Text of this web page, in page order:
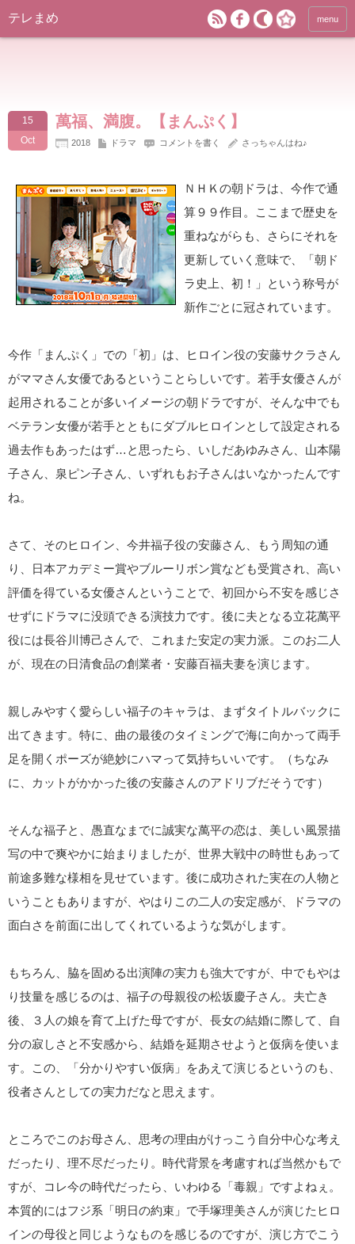
テレまめ menu
15
Oct
萬福、満腹。【まんぷく】
2018 ドラマ コメントを書く さっちゃんはね♪
ＮＨＫの朝ドラは、今作で通
算９９作目。ここまで歴史を
重ねながらも、さらにそれを
更新していく意味で、「朝ド
ラ史上、初！」という称号が
新作ごとに冠されています。
今作「まんぷく」での「初」は、ヒロイン役の安藤サクラさん
がママさん女優であるということらしいです。若手女優さんが
起用されることが多いイメージの朝ドラですが、そんな中でも
ベテラン女優が若手とともにダブルヒロインとして設定される
過去作もあったはず…と思ったら、いしだあゆみさん、山本陽
子さん、泉ピン子さん、いずれもお子さんはいなかったんです
ね。
さて、そのヒロイン、今井福子役の安藤さん、もう周知の通
り、日本アカデミー賞やブルーリボン賞なども受賞され、高い
評価を得ている女優さんということで、初回から不安を感じさ
せずにドラマに没頭できる演技力です。後に夫となる立花萬平
役には長谷川博己さんで、これまた安定の実力派。このお二人
が、現在の日清食品の創業者・安藤百福夫妻を演じます。
親しみやすく愛らしい福子のキャラは、まずタイトルバックに
出てきます。特に、曲の最後のタイミングで海に向かって両手
足を開くポーズが絶妙にハマって気持ちいいです。（ちなみ
に、カットがかかった後の安藤さんのアドリブだそうです）
そんな福子と、愚直なまでに誠実な萬平の恋は、美しい風景描
写の中で爽やかに始まりましたが、世界大戦中の時世もあって
前途多難な様相を見せています。後に成功された実在の人物と
いうこともありますが、やはりこの二人の安定感が、ドラマの
面白さを前面に出してくれているような気がします。
もちろん、脇を固める出演陣の実力も強大ですが、中でもやは
り技量を感じるのは、福子の母親役の松坂慶子さん。夫亡き
後、３人の娘を育て上げた母ですが、長女の結婚に際して、自
分の寂しさと不安感から、結婚を延期させようと仮病を使いま
す。この、「分かりやすい仮病」をあえて演じるというのも、
役者さんとしての実力だなと思えます。
ところでこのお母さん、思考の理由がけっこう自分中心な考え
だったり、理不尽だったり。時代背景を考慮すれば当然かもで
すが、コレ今の時代だったら、いわゆる「毒親」ですよねぇ。
本質的にはフジ系「明日の約束」で手塚理美さんが演じたヒロ
インの母役と同じようなものを感じるのですが、演じ方でこう